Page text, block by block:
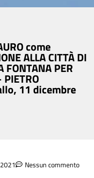
come
ALLA CITTÀ DI
FONTANA PER
11 dicembre
Nessun commento